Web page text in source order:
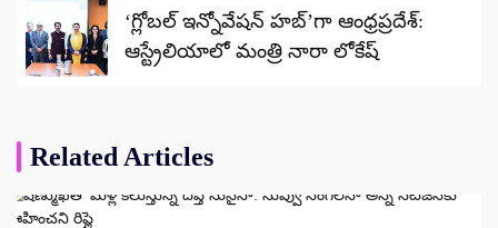
‘గ్లోబల్ ఇన్నోవేషన్ హబ్‌’గా ఆంధ్రప్రదేశ్:
ఆస్ట్రేలియాలో మంత్రి నారా లోకేష్
Related Articles